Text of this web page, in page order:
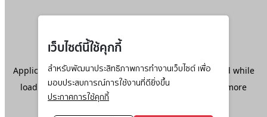
เว็บไซต์นี้ใช้คุกกี้
สำหรับพัฒนาประสิทธิภาพการทำงานเว็บไซต์ เพื่อ
มอบประสบการณ์การใช้งานที่ดียิ่งขึ้น
ประกาศการใช้คุกกี้
Application error: aclient-side exception has occurred while
loadingwww.ktc.co.th(see the browser console
for more
information).